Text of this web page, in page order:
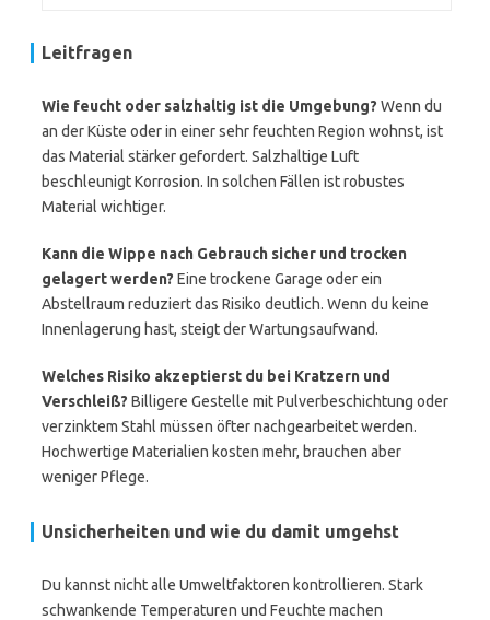
Leitfragen
Wie feucht oder salzhaltig ist die Umgebung? Wenn du
an der Küste oder in einer sehr feuchten Region wohnst, ist
das Material stärker gefordert. Salzhaltige Luft
beschleunigt Korrosion. In solchen Fällen ist robustes
Material wichtiger.
Kann die Wippe nach Gebrauch sicher und trocken
gelagert werden? Eine trockene Garage oder ein
Abstellraum reduziert das Risiko deutlich. Wenn du keine
Innenlagerung hast, steigt der Wartungsaufwand.
Welches Risiko akzeptierst du bei Kratzern und
Verschleiß? Billigere Gestelle mit Pulverbeschichtung oder
verzinktem Stahl müssen öfter nachgearbeitet werden.
Hochwertige Materialien kosten mehr, brauchen aber
weniger Pflege.
Unsicherheiten und wie du damit umgehst
Du kannst nicht alle Umweltfaktoren kontrollieren. Stark
schwankende Temperaturen und Feuchte machen